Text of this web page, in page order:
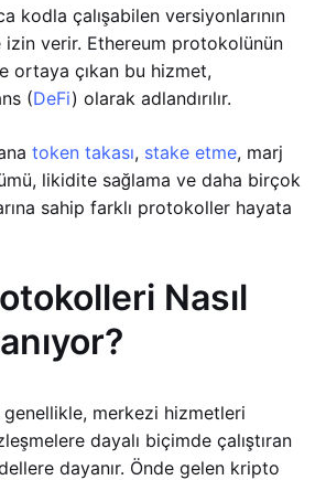
kodla çalışabilen versiyonlarının
izin verir. Ethereum protokolünün
ortaya çıkan bu hizmet,
(DeFi) olarak adlandırılır.
token takası, stake etme, marj
likidite sağlama ve daha birçok
sahip farklı protokoller hayata
Nasıl
merkezi hizmetleri
dayalı biçimde çalıştıran
dayanır. Önde gelen kripto